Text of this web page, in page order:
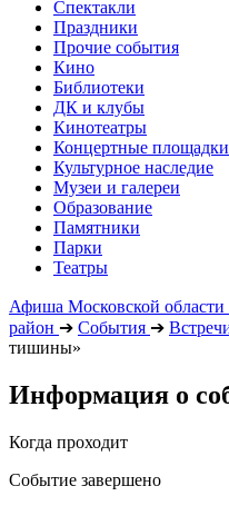
Спектакли
Праздники
Прочие события
Кино
Библиотеки
ДК и клубы
Кинотеатры
Концертные площадки
Культурное наследие
Музеи и галереи
Образование
Памятники
Парки
Театры
Афиша Московской области
район ➔ События ➔
тишины»
Информация о
Когда проходит
Событие завершено